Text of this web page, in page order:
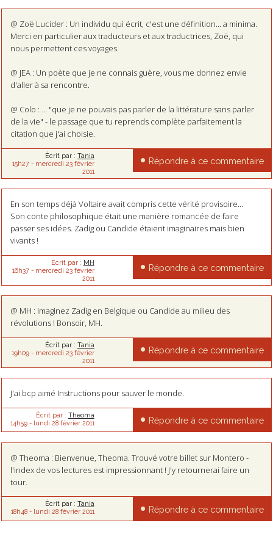
@ Zoë Lucider : Un individu qui écrit, c'est une définition... a minima.
Merci en particulier aux traducteurs et aux traductrices, Zoë, qui
nous permettent ces voyages.
@ JEA : Un poète que je ne connais guère, vous me donnez envie
d'aller à sa rencontre.
@ Colo : ... "que je ne pouvais pas parler de la littérature sans parler
de la vie" - le passage que tu reprends complète parfaitement la
citation que j'ai choisie.
Écrit par : Tania
15h27- mercredi 23 février
2011
Répondre à ce commentaire
En son temps déjà Voltaire avait compris cette vérité provisoire...
Son conte philosophique était une manière romancée de faire
passer ses idées. Zadig ou Candide étaient imaginaires mais bien
vivants !
Écrit par : MH
16h37- mercredi 23 février
2011
Répondre à ce commentaire
@ MH : Imaginez Zadig en Belgique ou Candide au milieu des
révolutions ! Bonsoir, MH.
Écrit par : Tania
19h09- mercredi 23 février
2011
Répondre à ce commentaire
J'ai bcp aimé Instructions pour sauver le monde.
Écrit par : Theoma
14h59- lundi 28 février 2011 Répondre à ce commentaire
@ Theoma : Bienvenue, Theoma. Trouvé votre billet sur Montero -
l'index de vos lectures est impressionnant ! J'y retournerai faire un
tour.
Écrit par : Tania
18h48- lundi 28 février 2011 Répondre à ce commentaire